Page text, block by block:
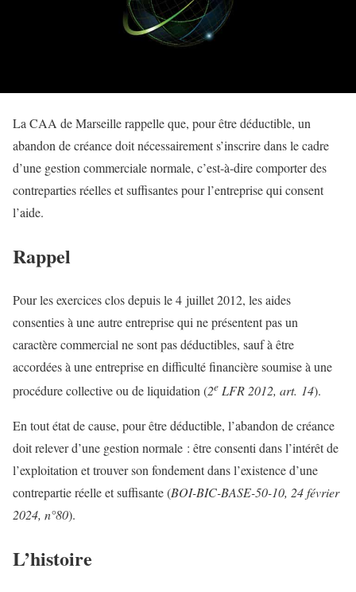
La CAA de Marseille rappelle que, pour être déductible, un
abandon de créance doit nécessairement s’inscrire dans le cadre
d’une gestion commerciale normale, c’est-à-dire comporter des
contreparties réelles et suffisantes pour l’entreprise qui consent
l’aide.
Rappel
Pour les exercices clos depuis le 4 juillet 2012, les aides
consenties à une autre entreprise qui ne présentent pas un
caractère commercial ne sont pas déductibles, sauf à être
accordées à une entreprise en difficulté financière soumise à une
procédure collective ou de liquidation (2e LFR 2012, art. 14).
En tout état de cause, pour être déductible, l’abandon de créance
doit relever d’une gestion normale : être consenti dans l’intérêt de
l’exploitation et trouver son fondement dans l’existence d’une
contrepartie réelle et suffisante (BOI-BIC-BASE-50-10, 24 février
2024, n°80).
L’histoire